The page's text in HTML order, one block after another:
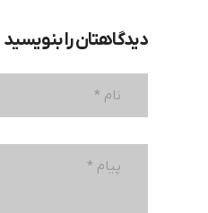
دیدگاهتان را بنویسید